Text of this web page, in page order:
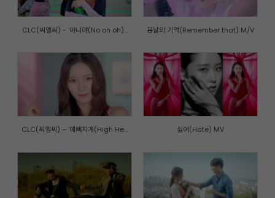
CLC(씨엘씨) - '아니야(No oh oh)... 봄날의 기억(Remember that) M/V
CLC(씨엘씨) – ‘예뻐지게(High He... 싫어(Hate) MV